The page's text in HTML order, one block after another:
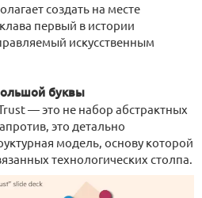
создать на месте
первый в истории
искусственным
буквы
— это не набор абстрактных
это детально
модель, основу которой
технологических столпа.